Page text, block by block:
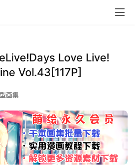
Love Live!
Vol.43[117P]
画集